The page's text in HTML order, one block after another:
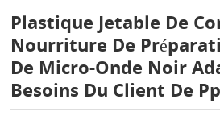
Plastique Jetable De
Nourriture De
De Micro-Onde Noir
Besoins Du Client De Pp